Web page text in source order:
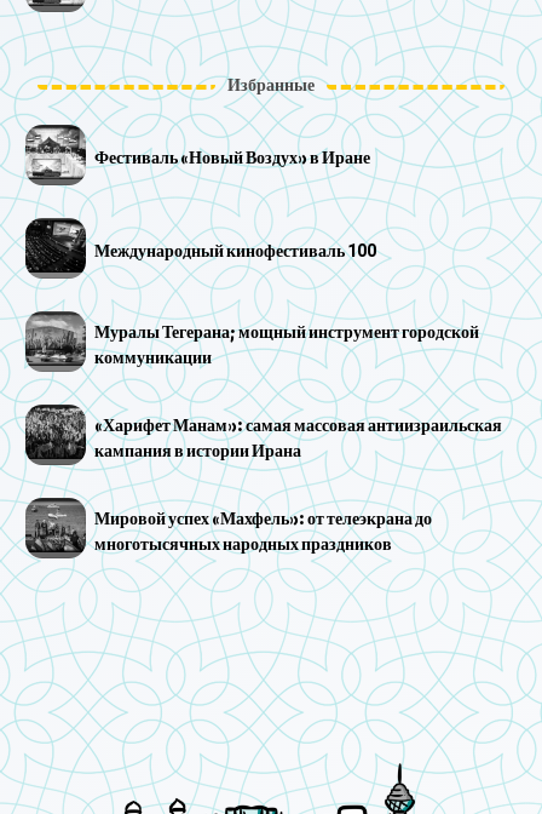
Избранные
Фестиваль «Новый Воздух» в Иране
Международный кинофестиваль 100
Муралы Тегерана; мощный инструмент городской
коммуникации
«Харифет Манам»: самая массовая антиизраильская
кампания в истории Ирана
Мировой успех «Махфель»: от телеэкрана до
многотысячных народных праздников